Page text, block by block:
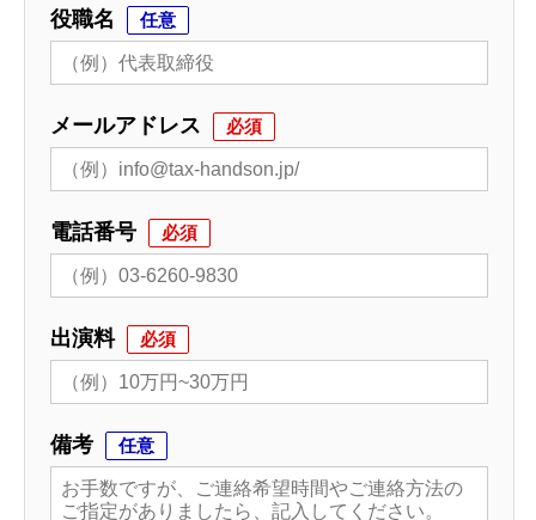
役職名 任意
メールアドレス 必須
電話番号 必須
出演料 必須
備考 任意